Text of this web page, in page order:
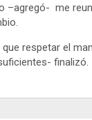
–agregó- me
respetar el
finalizó.